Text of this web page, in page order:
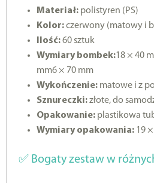
Materiał: polistyren (PS)
Kolor:czerwony (matowy i
Ilość:60 sztuk
Wymiary bombek:18 × 40
mm6 × 70 mm
Wykończenie: matowe i z
Sznureczki:złote, do
Opakowanie: plastikowa
Wymiary opakowania: 19
✅ Bogaty zestaw w